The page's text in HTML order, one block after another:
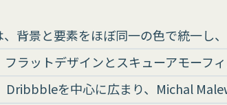
背景と要素をほぼ同一の色で統一し
フラットデザインとスキューアモーフ
Dribbbleを中心に広まり、Michal